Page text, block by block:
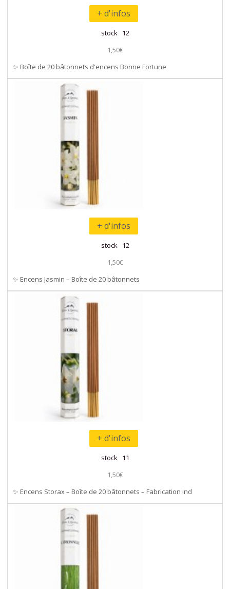
+ d'infos
stock 12
1,50€
✨ Boîte de 20 bâtonnets d'encens Bonne Fortune
+ d'infos
stock 12
1,50€
✨ Encens Jasmin – Boîte de 20 bâtonnets
+ d'infos
stock 11
1,50€
✨ Encens Storax – Boîte de 20 bâtonnets – Fabrication ind